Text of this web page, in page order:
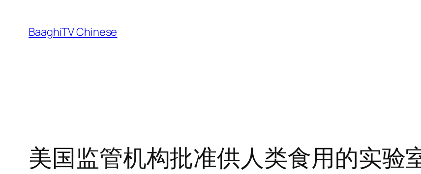
content
BaaghiTV Chinese
美国监管机构批准供人类食用的实验